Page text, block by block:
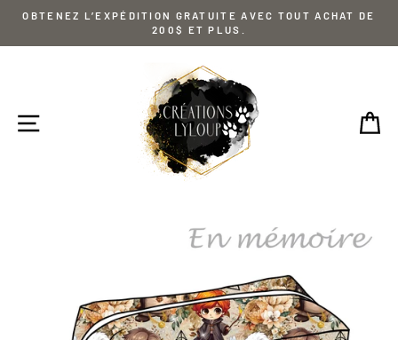
Passer
contenu
OBTENEZ L’EXPÉDITION GRATUITE AVEC TOUT ACHAT DE
200$ ET PLUS.